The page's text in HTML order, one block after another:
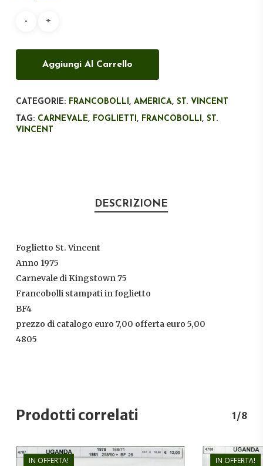
Aggiungi Al Carrello
CATEGORIE: FRANCOBOLLI , AMERICA, ST. VINCENT
TAG: CARNEVALE, FOGLIETTI , FRANCOBOLLI , ST.
VINCENT
DESCRIZIONE
Foglietto St. Vincent
Anno 1975
Carnevale di Kingstown 75
Francobolli stampati in foglietto
BF4
prezzo di catalogo euro 7,00 offerta euro 5,00
4805
Prodotti correlati 1/8
IN OFFERTA! IN OFFERTA!